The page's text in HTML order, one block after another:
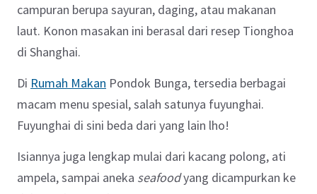
campuran berupa sayuran, daging, atau makanan
laut. Konon masakan ini berasal dari resep Tionghoa
di Shanghai.
Di Rumah Makan Pondok Bunga, tersedia berbagai
macam menu spesial, salah satunya fuyunghai.
Fuyunghai di sini beda dari yang lain lho!
Isiannya juga lengkap mulai dari kacang polong, ati
ampela, sampai aneka seafoodyang dicampurkan ke